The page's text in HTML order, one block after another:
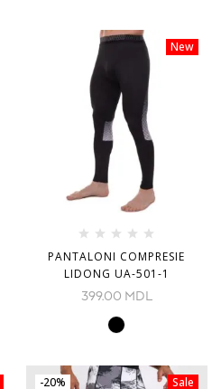
New
PANTALONI COMPRESIE
LIDONG UA-501-1
399.00 MDL
Sale
-20%